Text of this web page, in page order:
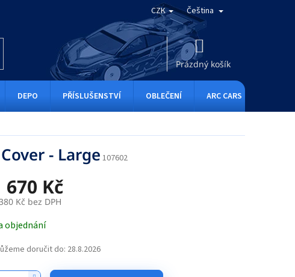
CZK Čeština
KOŠÍK
Prázdný košík
DEPO PŘÍSLUŠENSTVÍ OBLEČENÍ ARC CARS
- Large 107602
670 Kč
Kč bez DPH
objednání
doručit do: 28.8.2026